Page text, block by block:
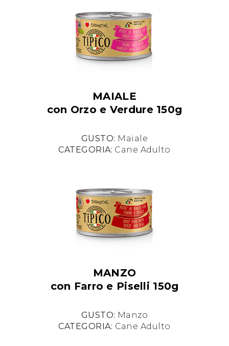
MAIALE
con Orzo e Verdure 150g
GUSTO: Maiale
CATEGORIA: Cane Adulto
MANZO
con Farro e Piselli 150g
GUSTO: Manzo
CATEGORIA: Cane Adulto